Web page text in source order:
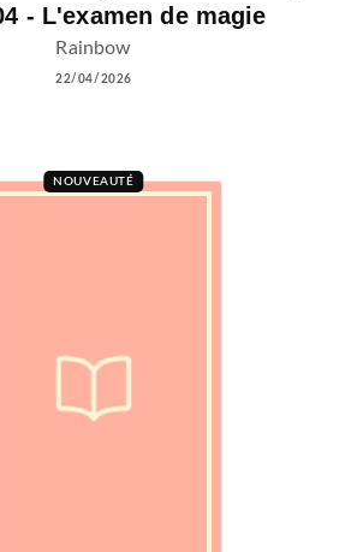
- L'examen de magie
Rainbow
22/04/2026
NOUVEAUTÉ